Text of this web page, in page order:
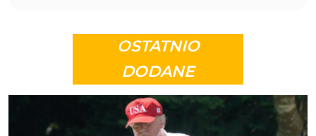
OSTATNIO
DODANE